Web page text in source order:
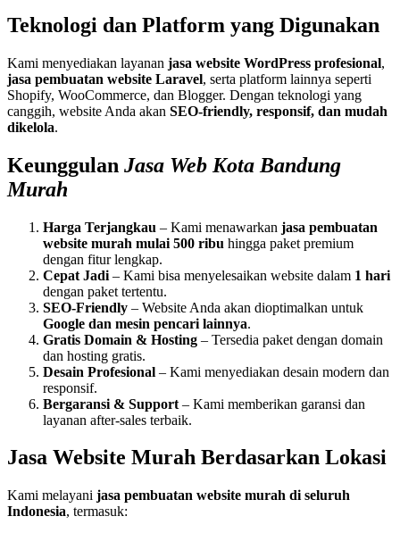
Teknologi dan Platform yang Digunakan
Kami menyediakan layanan jasa website WordPress profesional,
jasa pembuatan website Laravel, serta platform lainnya seperti
Shopify, WooCommerce, dan Blogger. Dengan teknologi yang
canggih, website Anda akan SEO-friendly, responsif, dan mudah
dikelola.
Keunggulan Jasa Web Kota Bandung
Murah
Harga Terjangkau – Kami menawarkan jasa pembuatan
website murah mulai 500 ribu hingga paket premium
dengan fitur lengkap.
Cepat Jadi – Kami bisa menyelesaikan website dalam 1 hari
dengan paket tertentu.
SEO-Friendly – Website Anda akan dioptimalkan untuk
Google dan mesin pencari lainnya.
Gratis Domain & Hosting – Tersedia paket dengan domain
dan hosting gratis.
Desain Profesional – Kami menyediakan desain modern dan
responsif.
Bergaransi & Support – Kami memberikan garansi dan
layanan after-sales terbaik.
Jasa Website Murah Berdasarkan Lokasi
Kami melayani jasa pembuatan website murah di seluruh
Indonesia, termasuk: